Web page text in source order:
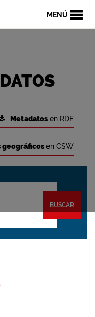
MENÚ
Metadatosen RDF
geográficosen CSW
BUSCAR